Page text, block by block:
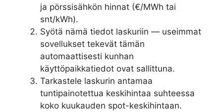
ja pörssisähkön hinnat (€/MWh tai
snt/kWh).
Syötä nämä tiedot laskuriin — useimmat
sovellukset tekevät tämän
automaattisesti kunhan
käyttöpaikkatiedot ovat sallittuna.
Tarkastele laskurin antamaa
tuntipainotettua keskihintaa suhteessa
koko kuukauden spot-keskihintaan.